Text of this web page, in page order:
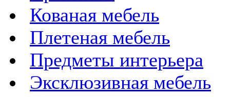
Кованая мебель
Плетеная мебель
Предметы интерьера
Эксклюзивная мебель